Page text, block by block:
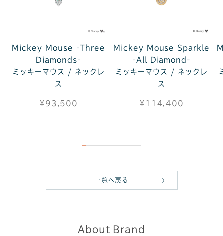
Mickey Mouse -Three
Diamonds-
ミッキーマウス / ネックレ
ス
¥93,500
Mickey Mouse Sparkle
-All Diamond-
ミッキーマウス / ネックレ
ス
¥114,400
一覧へ戻る
About Brand